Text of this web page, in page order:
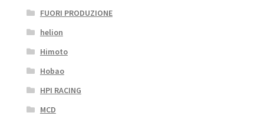
FUORI PRODUZIONE
helion
Himoto
Hobao
HPI RACING
MCD